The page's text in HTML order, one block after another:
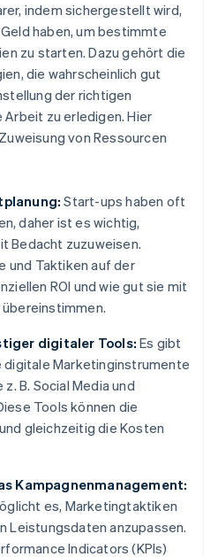
indem sichergestellt wird,
haben, um bestimmte
zu starten. Dazu gehört die
die wahrscheinlich gut
der richtigen
zu erledigen. Hier
von Ressourcen
Start-ups haben oft
daher ist es wichtig,
Bedacht zuzuweisen.
und Taktiken auf der
ROI und wie gut sie mit
digitaler Tools: Es gibt
Marketinginstrumente
B. Social Media und
Tools können die
gleichzeitig die Kosten
Kampagnenmanagement:
es, Marketingtaktiken
Leistungsdaten anzupassen.
Indicators (KPIs)